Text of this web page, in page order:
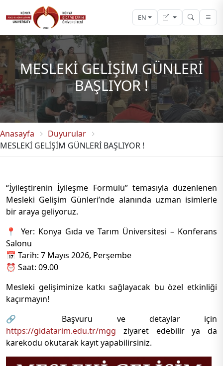
EN
MESLEKİ GELİŞİM GÜNLERİ
BAŞLIYOR !
Anasayfa
Duyurular
MESLEKİ GELİŞİM GÜNLERİ BAŞLIYOR !
“İyileştirenin İyileşme Formülü” temasıyla düzenlenen
Mesleki Gelişim Günleri’nde alanında uzman isimlerle
bir araya geliyoruz.
📍 Yer: Konya Gıda ve Tarım Üniversitesi – Konferans
Salonu
📅 Tarih: 7 Mayıs 2026, Perşembe
⏰ Saat: 09.00
Mesleki gelişiminize katkı sağlayacak bu özel etkinliği
kaçırmayın!
🔗 Başvuru ve detaylar için
https://gidatarim.edu.tr/mgg ziyaret edebilir ya da
karekodu okutarak kayıt yapabilirsiniz.